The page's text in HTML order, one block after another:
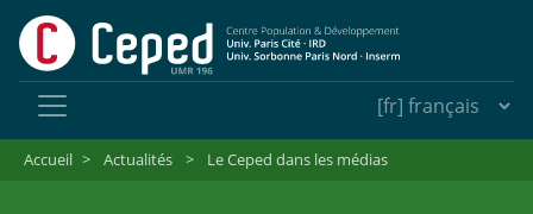
Accueil > Actualités > Le Ceped dans les médias